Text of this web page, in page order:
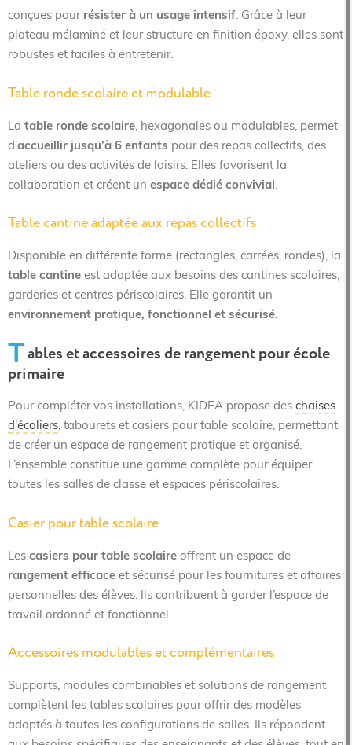
conçues pour résister à un usage intensif. Grâce à leur
plateau mélaminé et leur structure en finition époxy, elles sont
robustes et faciles à entretenir.
Table ronde scolaire et modulable
La table ronde scolaire, hexagonales ou modulables, permet
d’accueillir jusqu’à 6 enfants pour des repas collectifs, des
ateliers ou des activités de loisirs. Elles favorisent la
collaboration et créent un espace dédié convivial .
Table cantine adaptée aux repas collectifs
Disponible en différente forme (rectangles, carrées, rondes), la
table cantine est adaptée aux besoins des cantines scolaires,
garderies et centres périscolaires. Elle garantit un
environnement pratique, fonctionnel et sécurisé.
Tables et accessoires de rangement pour école
primaire
Pour compléter vos installations, KIDEA propose des chaises
d'écoliers, tabourets et casiers pour table scolaire, permettant
de créer un espace de rangement pratique et organisé.
L’ensemble constitue une gamme complète pour équiper
toutes les salles de classe et espaces périscolaires.
Casier pour table scolaire
Les casiers pour table scolaire offrent un espace de
rangement efficace et sécurisé pour les fournitures et affaires
personnelles des élèves. Ils contribuent à garder l’espace de
travail ordonné et fonctionnel.
Accessoires modulables et complémentaires
Supports, modules combinables et solutions de rangement
complètent les tables scolaires pour offrir des modèles
adaptés à toutes les configurations de salles. Ils répondent